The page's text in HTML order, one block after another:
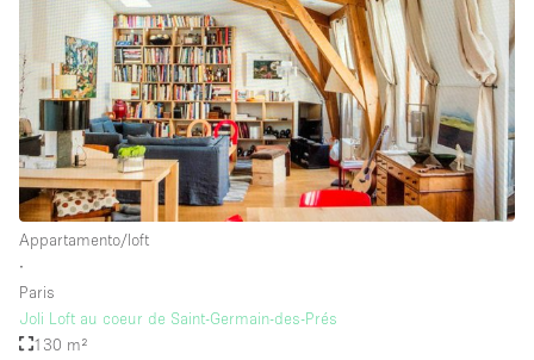
Vista incredibile
Water Access
Whitebox / Minimal
Piano/Accesso
Seminterrato
Piano terra su strada
Appartamento/loft
∙
Paris
Joli Loft au coeur de Saint-Germain-des-Prés
130 m²